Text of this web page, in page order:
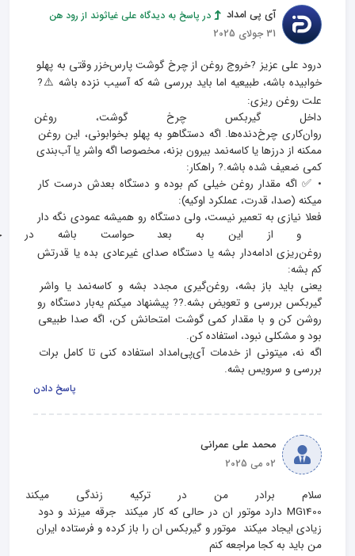
آی پی امداد
در پاسخ به دیدگاه علی غیاثوند از رود هن
31 جولای 2025
درود علی عزیز ?خروج روغن از چرخ گوشت پارس‌خزر وقتی به پهلو
خوابیده باشه، طبیعیه اما باید بررسی شه که آسیب نزده باشه ⚠️?
داخل گیربکس چرخ گوشت، روغن
روان‌کاری چرخ‌دنده‌ها. اگه دستگاهو به پهلو بخوابونی، این روغن
ممکنه از درزها یا کاسه‌نمد بیرون بزنه، مخصوصا اگه واشر یا آب‌بندی
• ✅ اگه مقدار روغن خیلی کم بوده و دستگاه بعدش درست کار
فعلا نیازی به تعمیر نیست، ولی دستگاه رو همیشه عمودی نگه دار
و از این به بعد حواست باشه در
روغن‌ریزی ادامه‌دار بشه یا دستگاه صدای غیرعادی بده یا قدرتش
یعنی باید باز بشه، روغن‌گیری مجدد بشه و کاسه‌نمد یا واشر
گیربکس بررسی و تعویض بشه.?‍? پیشنهاد میکنم یه‌بار دستگاه رو
روشن کن و با مقدار کمی گوشت امتحانش کن، اگه صدا طبیعی
اگه نه، میتونی از خدمات آی‌پی‌امداد استفاده کنی تا کامل برات
بررسی و سرویس بشه.
پاسخ دادن
محمد على عمرانى
02 می 2025
سلام برادر من در تركيه زندگى
MG1400 دارد موتور ان در حالى كه كار ميكند  جرقه ميزند و دود
زيادى ايجاد ميكند  موتور و گيربكس ان را باز كرده و فرستاده ايران
من بايد به كجا مراجعه كنم